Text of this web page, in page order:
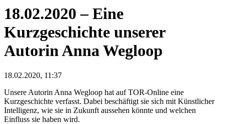
18.02.2020 – Eine
Kurzgeschichte unserer
Autorin Anna Wegloop
18.02.2020, 11:37
Unsere Autorin Anna Wegloop hat auf TOR-Online eine
Kurzgeschichte verfasst. Dabei beschäftigt sie sich mit Künstlicher
Intelligenz, wie sie in Zukunft aussehen könnte und welchen
Einfluss sie haben wird.